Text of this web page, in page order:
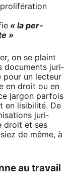
«la per­
»
on se plaint
docu­ments juri­
pour un lec­teur
en droit ou en
jar­gon par­fois
en lisi­bi­li­té. De
juri­
droit et ses
de même, à
au travail